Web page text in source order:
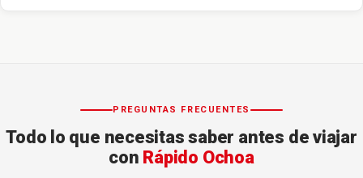
PREGUNTAS FRECUENTES
Todo lo que necesitas saber antes de viajar
con Rápido Ochoa